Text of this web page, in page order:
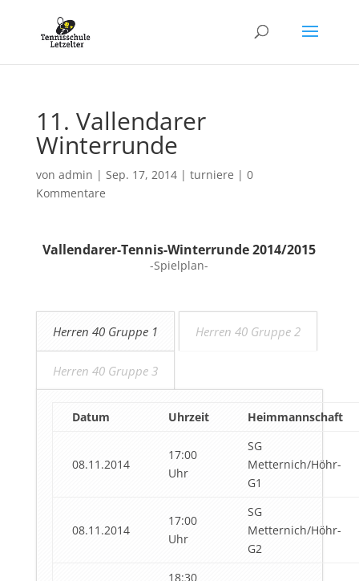
11. Vallendarer
Winterrunde
von admin | Sep. 17, 2014| turniere | 0
Kommentare
Vallendarer-Tennis-Winterrunde 2014/2015
-Spielplan-
Herren 40 Gruppe 1 Herren 40 Gruppe 2
Herren 40 Gruppe 3
Datum Uhrzeit Heimmannschaft
08.11.2014
17:00
Uhr
SG
Metternich/Höhr-
G1
08.11.2014
17:00
Uhr
SG
Metternich/Höhr-
G2
18:30